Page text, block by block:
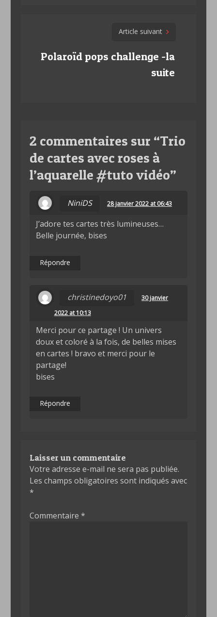
Article suivant
Polaroïd pops challenge -la
suite
2 commentaires sur “Trio
de cartes avec roses à
l’aquarelle #tuto vidéo”
NiniDS 28 janvier 2022 at 06:43
J’adore tes cartes très lumineuses…
Belle journée, bises
Répondre
christinedoyo01
30 janvier
2022 at 10:13
Merci pour ce partage ! Un univers
doux et coloré à la fois, de belles mises
en cartes ! bravo et merci pour le
partage!
bises
Répondre
Laisser un commentaire
Votre adresse e-mail ne sera pas publiée.
Les champs obligatoires sont indiqués avec
*
Commentaire *